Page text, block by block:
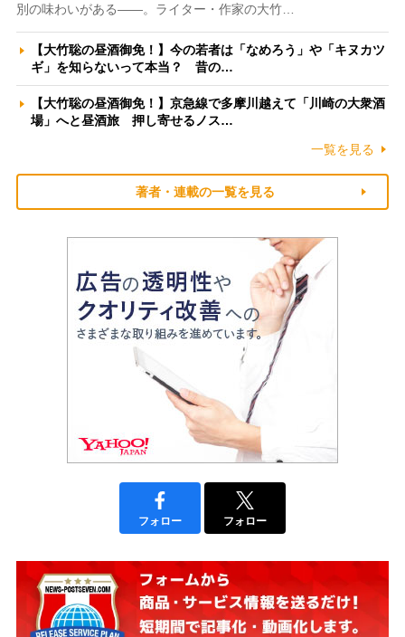
別の味わいがある――。ライター・作家の大竹…
【大竹聡の昼酒御免！】今の若者は「なめろう」や「キヌカツ
ギ」を知らないって本当？ 昔の…
【大竹聡の昼酒御免！】京急線で多摩川越えて「川崎の大衆酒
場」へと昼酒旅 押し寄せるノス…
一覧を見る
著者・連載の一覧を見る
フォロー フォロー